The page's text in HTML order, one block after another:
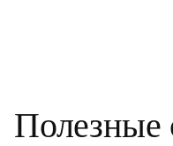
Полезные